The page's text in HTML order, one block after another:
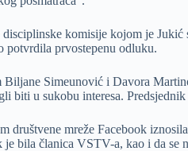
komisije kojom je Jukić
potvrdila prvostepenu odluku.
Simeunović i Davora
biti u sukobu interesa.
društvene mreže Facebook
bila članica VSTV-a, kao i da se